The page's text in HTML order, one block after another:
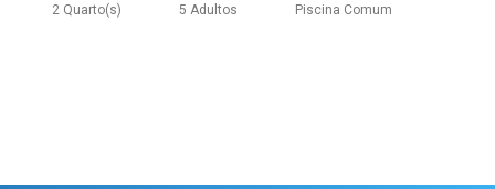
2 Quarto(s) 5 Adultos Piscina Comum